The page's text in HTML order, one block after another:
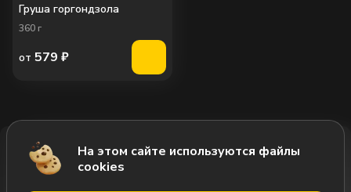
Добавить за 645₽
Груша горгондзола
360 г
от 579 ₽
На этом сайте используются файлы
cookies